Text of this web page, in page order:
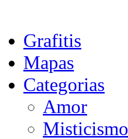
Grafitis
Mapas
Categorias
Amor
Misticismo